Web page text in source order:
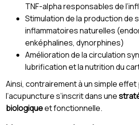
TNF-alpha responsables de
Stimulation de la production de
inflammatoires naturelles
enképhalines, dynorphines)
Amélioration de la circulation
lubrification et la nutrition du
Ainsi, contrairement à un simple effet
l’acupuncture s’inscrit dans une
biologiqueet fonctionnelle.